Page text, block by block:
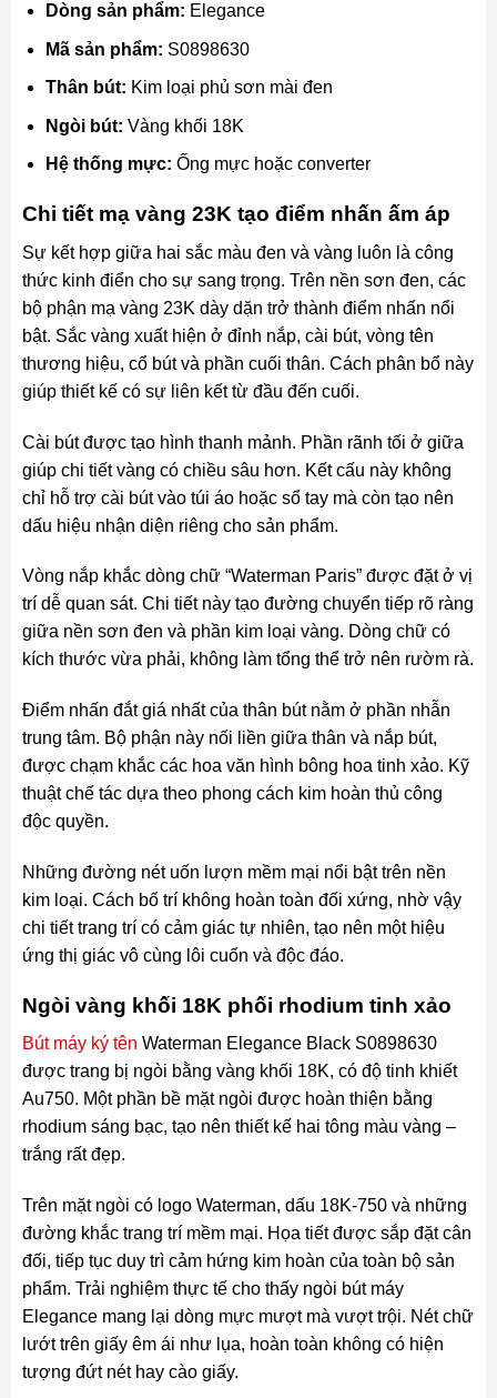
Dòng sản phẩm: Elegance
Mã sản phẩm: S0898630
Thân bút: Kim loại phủ sơn mài đen
Ngòi bút: Vàng khối 18K
Hệ thống mực: Ống mực hoặc converter
Chi tiết mạ vàng 23K tạo điểm nhấn ấm áp
Sự kết hợp giữa hai sắc màu đen và vàng luôn là công
thức kinh điển cho sự sang trọng. Trên nền sơn đen, các
bộ phận mạ vàng 23K dày dặn trở thành điểm nhấn nổi
bật. Sắc vàng xuất hiện ở đỉnh nắp, cài bút, vòng tên
thương hiệu, cổ bút và phần cuối thân. Cách phân bổ này
giúp thiết kế có sự liên kết từ đầu đến cuối.
Cài bút được tạo hình thanh mảnh. Phần rãnh tối ở giữa
giúp chi tiết vàng có chiều sâu hơn. Kết cấu này không
chỉ hỗ trợ cài bút vào túi áo hoặc sổ tay mà còn tạo nên
dấu hiệu nhận diện riêng cho sản phẩm.
Vòng nắp khắc dòng chữ “Waterman Paris” được đặt ở vị
trí dễ quan sát. Chi tiết này tạo đường chuyển tiếp rõ ràng
giữa nền sơn đen và phần kim loại vàng. Dòng chữ có
kích thước vừa phải, không làm tổng thể trở nên rườm rà.
Điểm nhấn đắt giá nhất của thân bút nằm ở phần nhẫn
trung tâm. Bộ phận này nối liền giữa thân và nắp bút,
được chạm khắc các hoa văn hình bông hoa tinh xảo. Kỹ
thuật chế tác dựa theo phong cách kim hoàn thủ công
độc quyền.
Những đường nét uốn lượn mềm mại nổi bật trên nền
kim loại. Cách bố trí không hoàn toàn đối xứng, nhờ vậy
chi tiết trang trí có cảm giác tự nhiên, tạo nên một hiệu
ứng thị giác vô cùng lôi cuốn và độc đáo.
Ngòi vàng khối 18K phối rhodium tinh xảo
Bút máy ký tên Waterman Elegance Black S0898630
được trang bị ngòi bằng vàng khối 18K, có độ tinh khiết
Au750. Một phần bề mặt ngòi được hoàn thiện bằng
rhodium sáng bạc, tạo nên thiết kế hai tông màu vàng –
trắng rất đẹp.
Trên mặt ngòi có logo Waterman, dấu 18K-750 và những
đường khắc trang trí mềm mại. Họa tiết được sắp đặt cân
đối, tiếp tục duy trì cảm hứng kim hoàn của toàn bộ sản
phẩm. Trải nghiệm thực tế cho thấy ngòi bút máy
Elegance mang lại dòng mực mượt mà vượt trội. Nét chữ
lướt trên giấy êm ái như lụa, hoàn toàn không có hiện
tượng đứt nét hay cào giấy.